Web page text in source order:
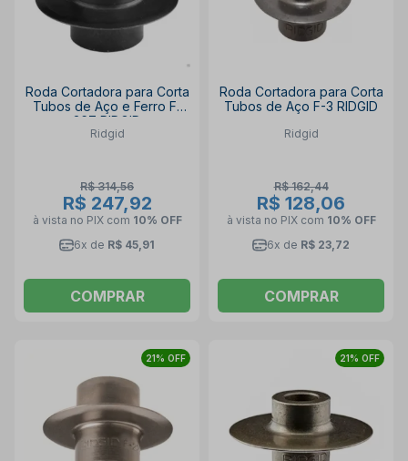
Roda Cortadora para Corta
Tubos de Aço e Ferro F-
367 RIDGID
Ridgid
R$ 314,56
R$ 247,92
à vista no PIX com 10% OFF
6x de R$ 45,91
COMPRAR
Roda Cortadora para Corta
Tubos de Aço F-3 RIDGID
Ridgid
R$ 162,44
R$ 128,06
à vista no PIX com 10% OFF
6x de R$ 23,72
COMPRAR
21% OFF 21% OFF